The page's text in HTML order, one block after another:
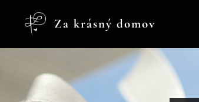
Za krásný domov